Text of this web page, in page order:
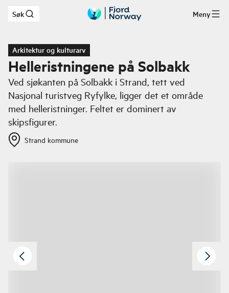
Hopp til hovedinnhold
Søk Meny
Arkitektur og kulturarv
Helleristningene på Solbakk
Ved sjøkanten på Solbakk i Strand, tett ved
Nasjonal turistveg Ryfylke, ligger det et område
med helleristninger. Feltet er dominert av
skipsfigurer.
Strand kommune